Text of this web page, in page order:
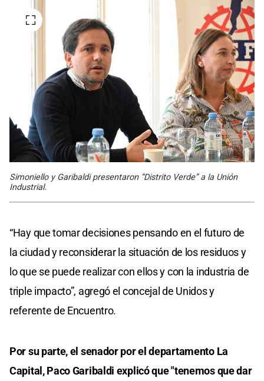
Simoniello y Garibaldi presentaron “Distrito Verde” a la Unión
Industrial.
“Hay que tomar decisiones pensando en el futuro de
la ciudad y reconsiderar la situación de los residuos y
lo que se puede realizar con ellos y con la industria de
triple impacto”, agregó el concejal de Unidos y
referente de Encuentro.
Por su parte, el senador por el departamento La
Capital, Paco Garibaldi explicó que "tenemos que dar